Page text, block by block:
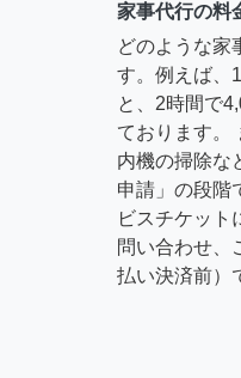
家事代行の料
どのような家
す。例えば、
と、2時間で
ております。
内機の掃除な
申請」の段階
ビスチケット
問い合わせ、
払い決済前）